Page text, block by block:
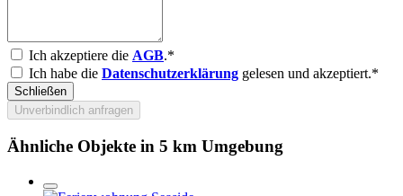
Ich akzeptiere die AGB.*
Ich habe die Datenschutzerklärung gelesen und akzeptiert.*
Schließen
Unverbindlich anfragen
Ähnliche Objekte in 5 km Umgebung